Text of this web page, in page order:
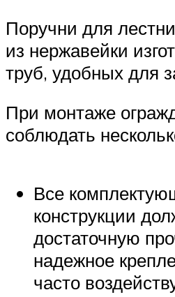
Поручни для
из нержавейки
труб, удобных для
При монтаже
соблюдать
Все
конструкции
достаточную
надежное
часто